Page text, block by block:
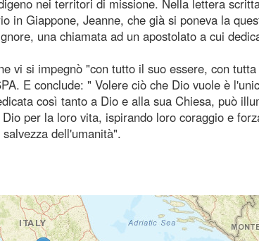
nei territori di missione. Nella lettera
in Giappone, Jeanne, che già si poneva la
una chiamata ad un apostolato a cui
vi si impegnò "con tutto il suo essere, con
E conclude: " Volere ciò che Dio vuole è
così tanto a Dio e alla sua Chiesa, può
per la loro vita, ispirando loro coraggio e
dell'umanità".